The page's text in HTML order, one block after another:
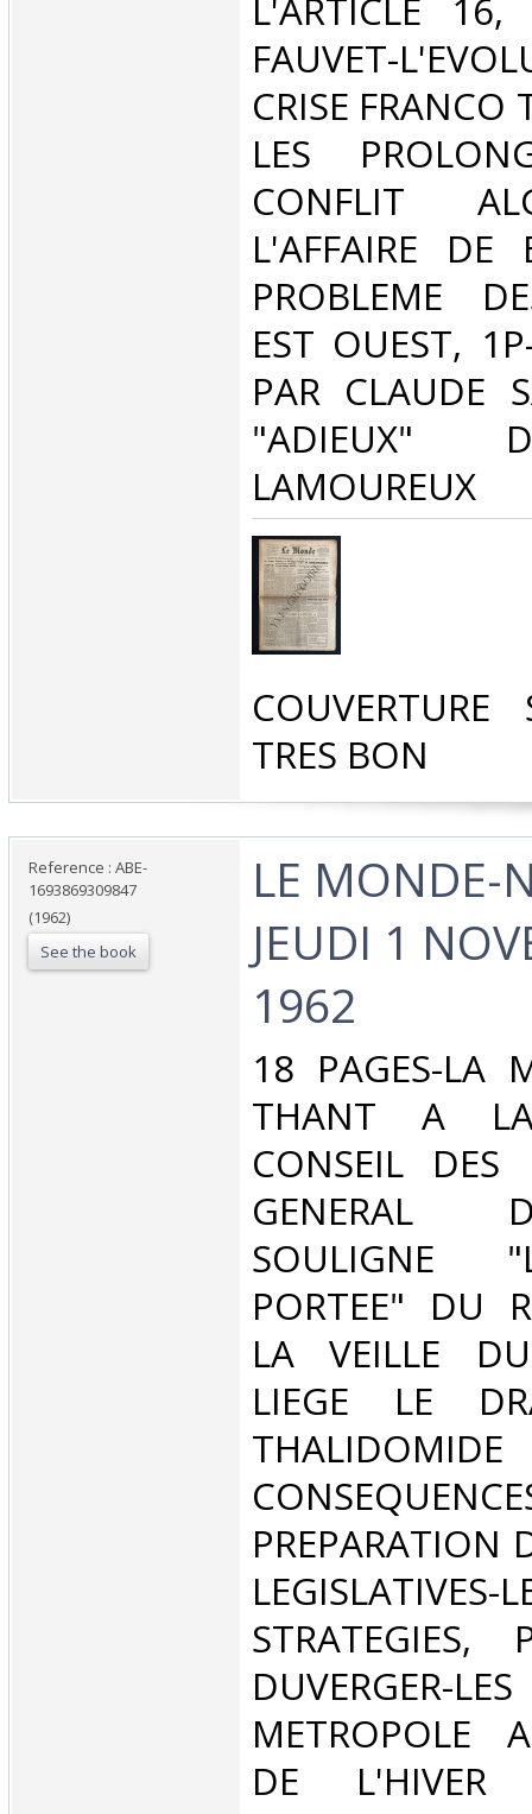
L'ARTICLE 16,
FAUVET-
CRISE FRANCO
LES
CONFLIT
L'AFFAIRE DE
PROBLEME
EST OUEST,
PAR CLAUDE
"ADIEUX"
LAMOUREUX‎
TRES BON‎
Reference : ABE-
1693869309847
(1962)
See the book
‎LE MONDE-
JEUDI 1
1962‎
‎18 PAGES-LA
THANT A LA
CONSEIL DES
GENERAL
SOULIGNE
PORTEE" DU
LA VEILLE
LIEGE LE
PREPARATION
STRATEGIES,
DUVERGER-
METROPOLE
DE